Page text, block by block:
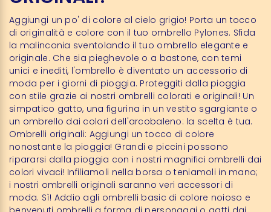
Aggiungi un po' di colore al cielo grigio! Porta un tocco
di originalità e colore con il tuo ombrello Pylones. Sfida
la malinconia sventolando il tuo ombrello elegante e
originale. Che sia pieghevole o a bastone, con temi
unici e inediti, l'ombrello è diventato un accessorio di
moda per i giorni di pioggia. Proteggiti dalla pioggia
con stile grazie ai nostri ombrelli colorati e originali! Un
simpatico gatto, una figurina in un vestito sgargiante o
un ombrello dai colori dell'arcobaleno: la scelta è tua.
Ombrelli originali: Aggiungi un tocco di colore
nonostante la pioggia! Grandi e piccini possono
ripararsi dalla pioggia con i nostri magnifici ombrelli dai
colori vivaci! Infiliamoli nella borsa o teniamoli in mano;
i nostri ombrelli originali saranno veri accessori di
moda. Sì! Addio agli ombrelli basic di colore noioso e